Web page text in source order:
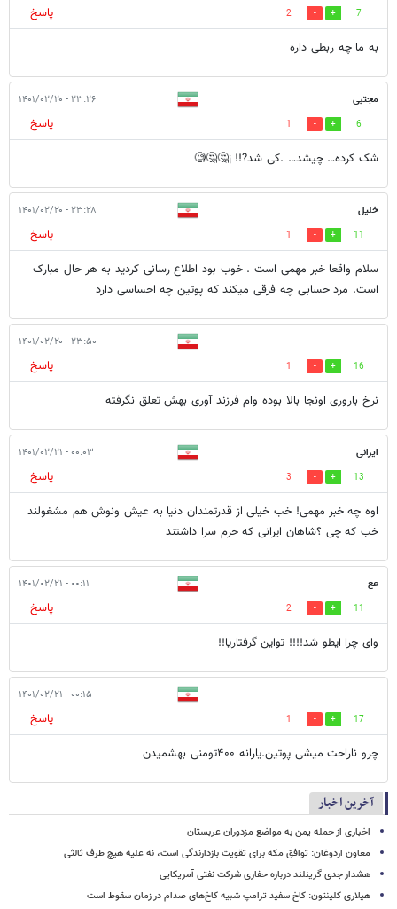
7
2
پاسخ
به ما چه ربطی داره
مجتبی ۲۳:۲۶ - ۱۴۰۱/۰۲/۲۰
6
1
پاسخ
شک کرده… چیشد… .کی شد?!! ¡🤔🤔🧐
خلیل ۲۳:۲۸ - ۱۴۰۱/۰۲/۲۰
11
1
پاسخ
سلام واقعا خبر مهمی است . خوب بود اطلاع رسانی کردید به هر حال مبارک
است. مرد حسابی چه فرقی میکند که پوتین چه احساسی دارد
۲۳:۵۰ - ۱۴۰۱/۰۲/۲۰
16
1
پاسخ
نرخ باروری اونجا بالا بوده وام فرزند آوری بهش تعلق نگرفته
ایرانی ۰۰:۰۳ - ۱۴۰۱/۰۲/۲۱
13
3
پاسخ
اوه چه خبر مهمی! خب خیلی از قدرتمندان دنیا به عیش ونوش هم مشغولند
خب که چی ؟شاهان ایرانی که حرم سرا داشتند
عع ۰۰:۱۱ - ۱۴۰۱/۰۲/۲۱
11
2
پاسخ
وای چرا ایطو شد!!!! تواین گرفتاریا!!
۰۰:۱۵ - ۱۴۰۱/۰۲/۲۱
17
1
پاسخ
چرو ناراحت میشی پوتین.یارانه ۴۰۰تومنی بهشمیدن
آخرین اخبار
اخباری از حمله یمن به مواضع مزدوران عربستان
معاون اردوغان: توافق مکه برای تقویت بازدارندگی است، نه علیه هیچ طرف ثالثی
هشدار جدی گرینلند درباره حفاری شرکت نفتی آمریکایی
هیلاری کلینتون: کاخ سفید ترامپ شبیه کاخ‌های صدام در زمان سقوط است